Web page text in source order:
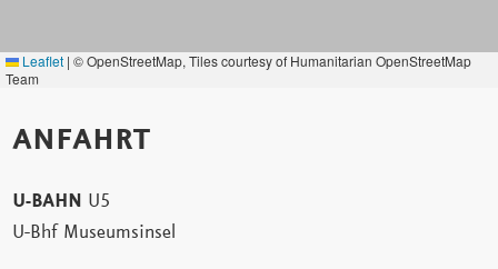
Leaflet | © OpenStreetMap, Tiles courtesy of Humanitarian OpenStreetMap
Team
ANFAHRT
U-BAHN U5
U-Bhf Museumsinsel